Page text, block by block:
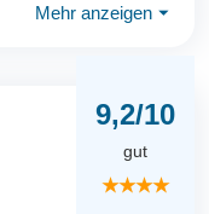
Mehr anzeigen ⏷
9,2/10
gut
★★★★